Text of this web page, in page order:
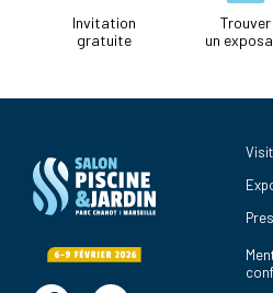
Invitation
gratuite
Trouver
un